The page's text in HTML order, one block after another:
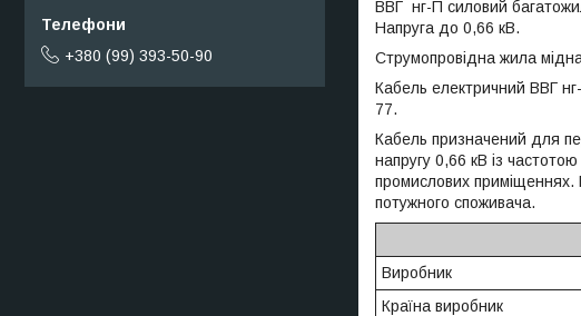
ВВГ нг-П силовий
Напруга до 0,66 кВ.
Струмопровідна жила
Кабель електричний ВВГ
77.
Кабель призначений для
напругу 0,66 кВ із
промислових приміщеннях.
потужного споживача.
Виробник
Країна виробник
+380 (99) 393-50-90